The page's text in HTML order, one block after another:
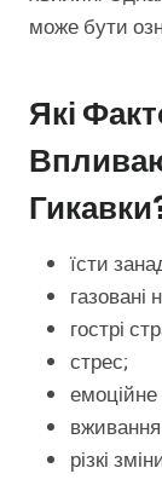
може бути
Які
їсти
газовані
гострі
стрес;
різкі